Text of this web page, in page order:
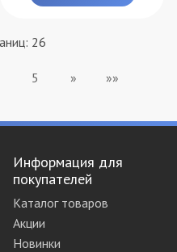
26
5 » »»
Информация для
покупателей
Каталог товаров
Акции
Новинки